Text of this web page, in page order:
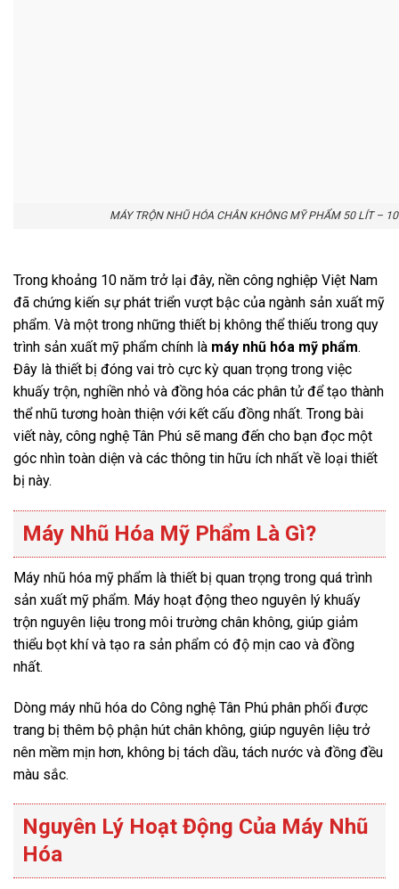
MÁY TRỘN NHŨ HÓA CHÂN KHÔNG MỸ PHẨM 50 LÍT –
Trong khoảng 10 năm trở lại đây, nền công nghiệp Việt Nam
đã chứng kiến sự phát triển vượt bậc của ngành sản xuất mỹ
phẩm. Và một trong những thiết bị không thể thiếu trong quy
trình sản xuất mỹ phẩm chính là máy nhũ hóa mỹ phẩm.
Đây là thiết bị đóng vai trò cực kỳ quan trọng trong việc
khuấy trộn, nghiền nhỏ và đồng hóa các phân tử để tạo thành
thể nhũ tương hoàn thiện với kết cấu đồng nhất. Trong bài
viết này, công nghệ Tân Phú sẽ mang đến cho bạn đọc một
góc nhìn toàn diện và các thông tin hữu ích nhất về loại thiết
bị này.
Máy Nhũ Hóa Mỹ Phẩm Là Gì?
Máy nhũ hóa mỹ phẩm là thiết bị quan trọng trong quá trình
sản xuất mỹ phẩm. Máy hoạt động theo nguyên lý khuấy
trộn nguyên liệu trong môi trường chân không, giúp giảm
thiểu bọt khí và tạo ra sản phẩm có độ mịn cao và đồng
nhất.
Dòng máy nhũ hóa do Công nghệ Tân Phú phân phối được
trang bị thêm bộ phận hút chân không, giúp nguyên liệu trở
nên mềm mịn hơn, không bị tách dầu, tách nước và đồng đều
màu sắc.
Nguyên Lý Hoạt Động Của Máy Nhũ
Hóa